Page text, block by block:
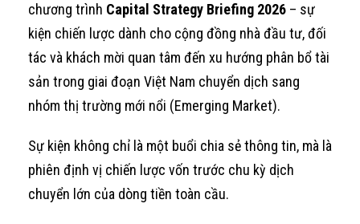
chương trình Capital Strategy Briefing 2026 – sự
kiện chiến lược dành cho cộng đồng nhà đầu tư, đối
tác và khách mời quan tâm đến xu hướng phân bổ tài
sản trong giai đoạn Việt Nam chuyển dịch sang
nhóm thị trường mới nổi (Emerging Market).
Sự kiện không chỉ là một buổi chia sẻ thông tin, mà là
phiên định vị chiến lược vốn trước chu kỳ dịch
chuyển lớn của dòng tiền toàn cầu.